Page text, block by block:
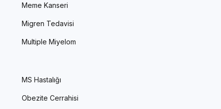
Meme Kanseri
Migren Tedavisi
Multiple Miyelom
MS Hastalığı
Obezite Cerrahisi